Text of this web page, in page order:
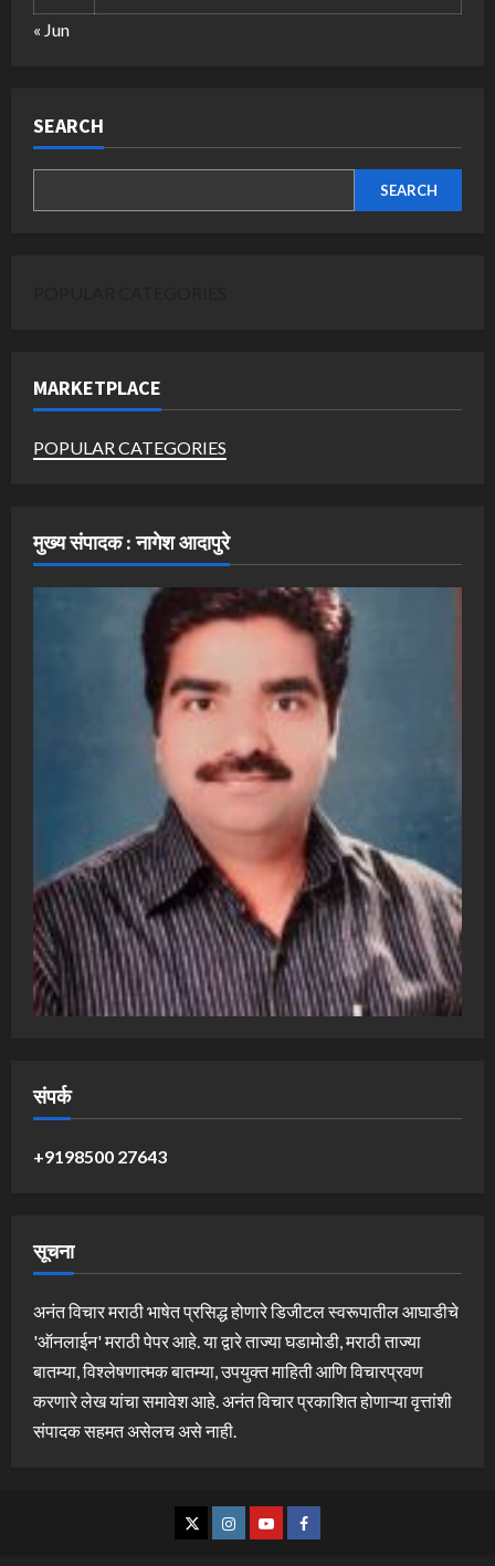
« Jun
SEARCH
SEARCH
MARKETPLACE
POPULAR CATEGORIES
मुख्य संपादक : नागेश आदापुरे
संपर्क
+9198500 27643
सूचना
अनंत विचार मराठी भाषेत प्रसिद्ध होणारे डिजीटल स्वरूपातील आघाडीचे
'ऑनलाईन' मराठी पेपर आहे. या द्वारे ताज्या घडामोडी, मराठी ताज्या
बातम्या, विश्लेषणात्मक बातम्या, उपयुक्त माहिती आणि विचारप्रवण
करणारे लेख यांचा समावेश आहे. अनंत विचार प्रकाशित होणाऱ्या वृत्तांशी
संपादक सहमत असेलच असे नाही.
TwitterInstagram
YouTubeFacebook